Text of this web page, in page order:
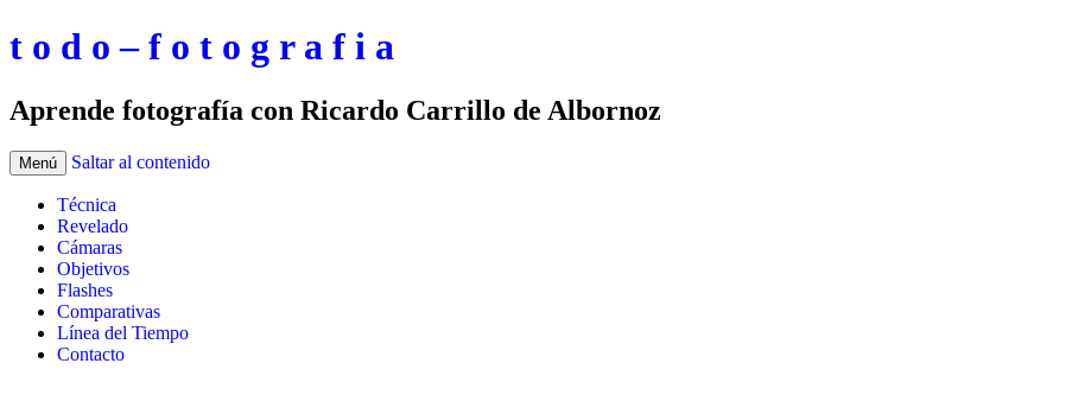
t o d o – f o t o g r a f i a
Aprende fotografía con Ricardo Carrillo de Albornoz
Menú Saltar al contenido
Técnica
Revelado
Cámaras
Objetivos
Flashes
Comparativas
Línea del Tiempo
Contacto